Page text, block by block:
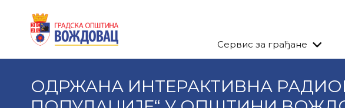
Сервис за грађане
ОДРЖАНА ИНТЕРАКТИВНА